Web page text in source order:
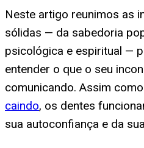
Neste artigo reunimos as
sólidas — da sabedoria
psicológica e espiritual —
entender o que o seu
comunicando. Assim
caindo, os dentes
sua autoconfiança e da